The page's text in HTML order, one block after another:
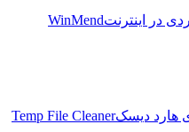
اینترنتWinMend
دیسکTemp File Cleaner